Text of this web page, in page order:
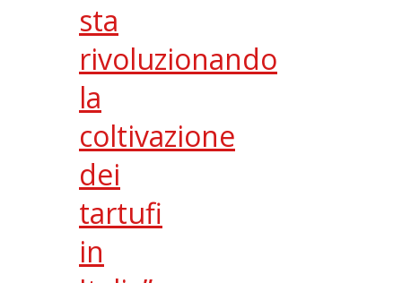
sta
rivoluzionando
la
coltivazione
dei
tartufi
in